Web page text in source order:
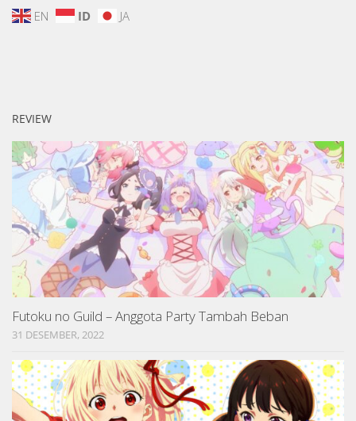
EN ID JA
REVIEW
Futoku no Guild – Anggota Party Tambah Beban
31 DESEMBER, 2022